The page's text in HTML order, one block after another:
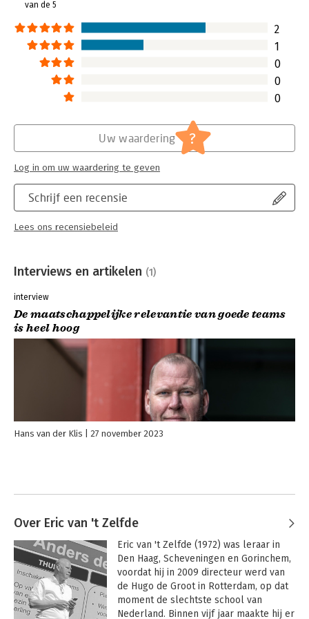
van de 5
2
1
0
0
0
Schrijf een recensie
Lees ons recensiebeleid
Uw waardering ?
Log in om uw waardering te geven
Interviews en artikelen (1)
interview
De maatschappelijke relevantie van goede teams
is heel hoog
Hans van der Klis 27 november 2023
Over Eric van 't Zelfde
Eric van 't Zelfde (1972) was leraar in
Den Haag, Scheveningen en Gorinchem,
voordat hij in 2009 directeur werd van
de Hugo de Groot in Rotterdam, op dat
moment de slechtste school van
Nederland. Binnen vijf jaar maakte hij er